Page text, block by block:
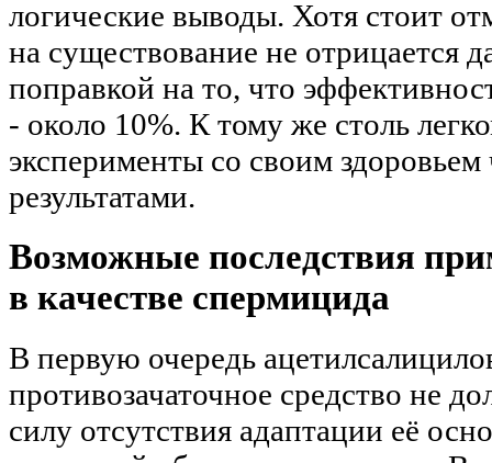
логические выводы. Хотя стоит
на существование не отрицается
поправкой на то, что
- около 10%. К тому же столь
эксперименты со своим
результатами.
Возможные последствия
в качестве спермицида
В первую очередь
противозачаточное средство не
силу отсутствия адаптации её